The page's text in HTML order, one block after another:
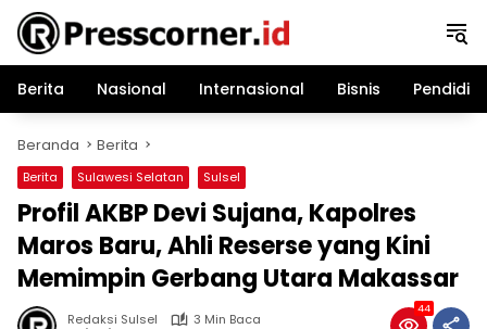
Langsung
konten
Berita
Nasional Internasional Bisnis
Beranda Berita
Berita Sulawesi Selatan Sulsel
Profil AKBP Devi Sujana, Kapolres
Maros Baru, Ahli Reserse yang Kini
Memimpin Gerbang Utara Makassar
Redaksi Sulsel
3 Min Baca
44